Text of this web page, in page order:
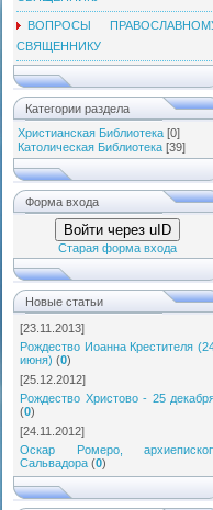
ВОПРОСЫ
СВЯЩЕННИКУ
Категории раздела
Христианская Библиотека [0]
Католическая Библиотека [39]
Форма входа
Войти через uID
Старая форма входа
Новые статьи
[23.11.2013]
Рождество Иоанна Крестителя
июня) (0)
[25.12.2012]
Рождество Христово - 25
(0)
[24.11.2012]
Оскар Ромеро,
Сальвадора (0)